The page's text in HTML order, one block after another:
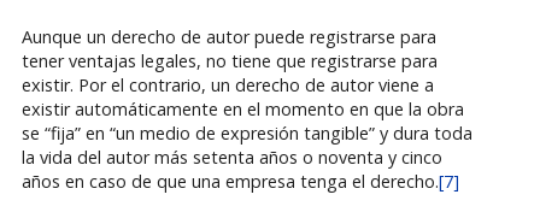
Aunque un derecho de autor puede registrarse para
tener ventajas legales, no tiene que registrarse para
existir. Por el contrario, un derecho de autor viene a
existir automáticamente en el momento en que la obra
se “fija” en “un medio de expresión tangible” y dura toda
la vida del autor más setenta años o noventa y cinco
años en caso de que una empresa tenga el derecho.[7]